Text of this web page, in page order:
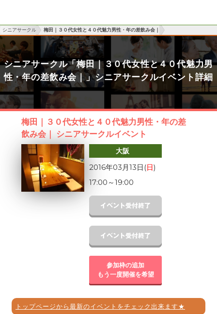
シニアサークル 梅田｜３０代女性と４０代魅力男性・年の差飲み会｜
シニアサークル「梅田｜３０代女性と４０代魅力男
性・年の差飲み会｜」シニアサークルイベント詳細
梅田｜３０代女性と４０代魅力男性・年の差
飲み会｜ シニアサークルイベント
大阪
2016年03月13日(日)
17:00 ～19:00
参加枠の追加
もう一度開催を希望
トップページから最新のイベントをチェック出来ます★